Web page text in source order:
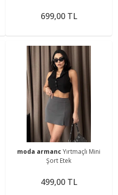
Eteği
699,00 TL
moda armanc Yırtmaçlı Mini
Şort Etek
499,00 TL